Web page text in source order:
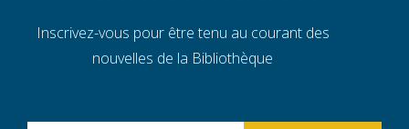
Inscrivez-vous pour être tenu au courant des
nouvelles de la Bibliothèque